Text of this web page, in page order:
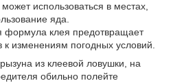
использоваться в местах,
яда.
формула клея предотвращает
к изменениям погодных условий.
из клеевой ловушки, на
обильно полейте